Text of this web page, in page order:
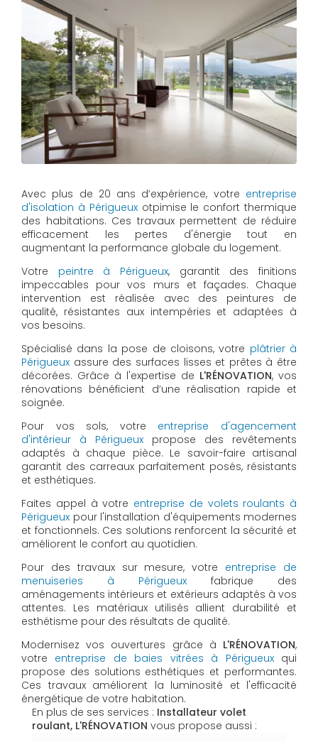
Avec plus de 20 ans d’expérience, votre entreprise
d'isolation à Périgueuxotpimise le confort thermique
des habitations. Ces travaux permettent de réduire
efficacement les pertes d'énergie tout en
augmentant la performance globale du logement.
Votre peintre à Périgueux, garantit des finitions
impeccables pour vos murs et façades. Chaque
intervention est réalisée avec des peintures de
qualité, résistantes aux intempéries et adaptées à
vos besoins.
Spécialisé dans la pose de cloisons, votre plâtrier à
Périgueux assure des surfaces lisses et prêtes à être
décorées. Grâce à l'expertise de L'RÉNOVATION, vos
rénovations bénéficient d’une réalisation rapide et
soignée.
Pour vos sols, votre entreprise d'agencement
d'intérieur à Périgueux propose des revêtements
adaptés à chaque pièce. Le savoir-faire artisanal
garantit des carreaux parfaitement posés, résistants
et esthétiques.
Faites appel à votre entreprise de volets roulants à
Périgueux pour l'installation d'équipements modernes
et fonctionnels. Ces solutions renforcent la sécurité et
améliorent le confort au quotidien.
Pour des travaux sur mesure, votre entreprise de
menuiseries à Périgueux fabrique des
aménagements intérieurs et extérieurs adaptés à vos
attentes. Les matériaux utilisés allient durabilité et
esthétisme pour des résultats de qualité.
Modernisez vos ouvertures grâce à L'RÉNOVATION,
votre entreprise de baies vitrées à Périgueuxqui
propose des solutions esthétiques et performantes.
Ces travaux améliorent la luminosité et l'efficacité
énergétique de votre habitation.
En plus de ses services : Installateur volet
roulant, L'RÉNOVATION vous propose aussi :